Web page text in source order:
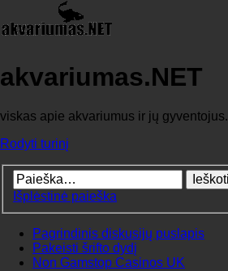
akvariumas.NET
viskas apie akvariumus ir jų gyventojus.
Rodyti turinį
Išplėstinė paieška
Pagrindinis diskusijų puslapis
Pakeisti šrifto dydį
Non Gamstop Casinos UK